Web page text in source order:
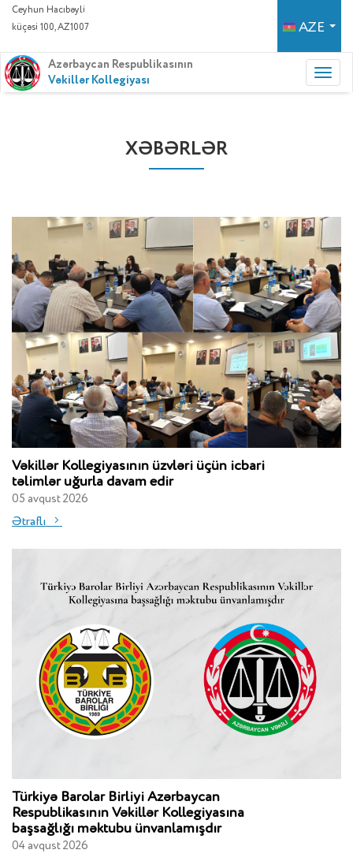
Ceyhun Hacıbəyli
küçəsi 100, AZ1007
AZE
Azərbaycan Respublikasının
Vəkillər Kollegiyası
XƏBƏRLƏR
Vəkillər Kollegiyasının üzvləri üçün icbari
təlimlər uğurla davam edir
05 avqust 2026
Ətraflı
Türkiyə Barolar Birliyi Azərbaycan
Respublikasının Vəkillər Kollegiyasına
başsağlığı məktubu ünvanlamışdır
04 avqust 2026